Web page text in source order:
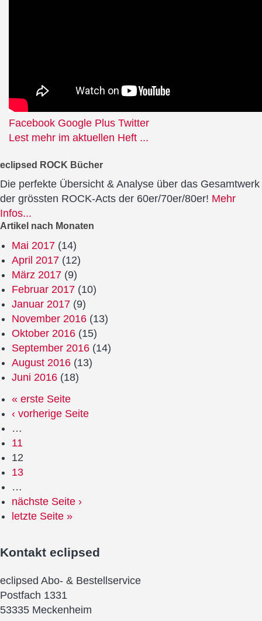
Facebook Google Plus Twitter
Lest mehr im aktuellen Heft ...
eclipsed ROCK Bücher
Die perfekte Übersicht & Analyse über das Gesamtwerk
der grössten ROCK-Acts der 60er/70er/80er! Mehr
Infos...
Artikel nach Monaten
Mai 2017 (14)
April 2017 (12)
März 2017 (9)
Februar 2017 (10)
Januar 2017 (9)
November 2016 (13)
Oktober 2016 (15)
September 2016 (14)
August 2016 (13)
Juni 2016 (18)
« erste Seite
‹ vorherige Seite
…
11
12
13
…
nächste Seite ›
letzte Seite »
Kontakt eclipsed
eclipsed Abo- & Bestellservice
Postfach 1331
53335 Meckenheim